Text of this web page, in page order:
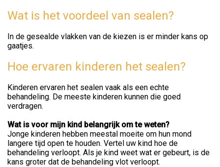
Wat is het voordeel van sealen?
In de gesealde vlakken van de kiezen is er minder kans op
gaatjes.
Hoe ervaren kinderen het sealen?
Kinderen ervaren het sealen vaak als een echte
behandeling. De meeste kinderen kunnen die goed
verdragen.
Wat is voor mijn kind belangrijk om te weten?
Jonge kinderen hebben meestal moeite om hun mond
langere tijd open te houden. Vertel uw kind hoe de
behandeling verloopt. Als je kind weet wat er gebeurt, is de
kans groter dat de behandeling vlot verloopt.